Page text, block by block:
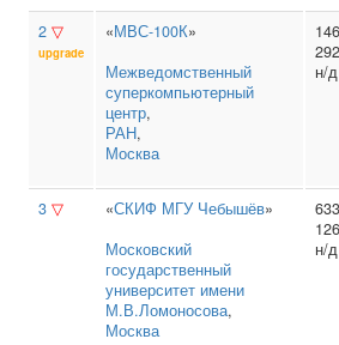
2 ▽
upgrade
«МВС-100К»
Межведомственный
суперкомпьютерный
центр,
РАН,
Москва
н/д
3 ▽ «СКИФ МГУ Чебышёв»
Московский
государственный
университет имени
М.В.Ломоносова,
Москва
633
н/д